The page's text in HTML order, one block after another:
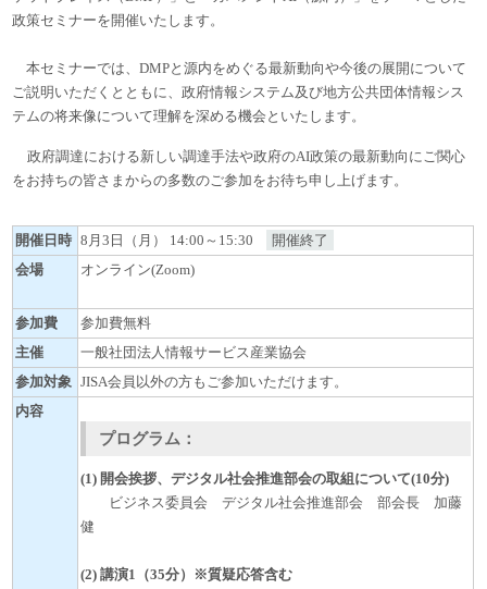
政策セミナーを開催いたします。
本セミナーでは、DMPと源内をめぐる最新動向や今後の展開について
ご説明いただくとともに、政府情報システム及び地方公共団体情報シス
テムの将来像について理解を深める機会といたします。
政府調達における新しい調達手法や政府のAI政策の最新動向にご関心
をお持ちの皆さまからの多数のご参加をお待ち申し上げます。
開催日時 8月3日（月） 14:00～15:30
開催終了
会場
オンライン(Zoom)
参加費
参加費無料
主催
一般社団法人情報サービス産業協会
参加対象 JISA会員以外の方もご参加いただけます。
内容
プログラム：
(1) 開会挨拶、デジタル社会推進部会の取組について(10分)
ビジネス委員会 デジタル社会推進部会 部会長 加藤
健
(2) 講演1（35分）※質疑応答含む